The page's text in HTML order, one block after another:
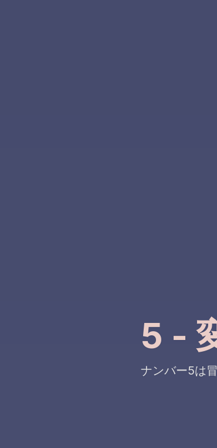
5 -
ナンバー5は